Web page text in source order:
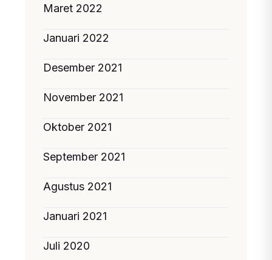
Maret 2022
Januari 2022
Desember 2021
November 2021
Oktober 2021
September 2021
Agustus 2021
Januari 2021
Juli 2020